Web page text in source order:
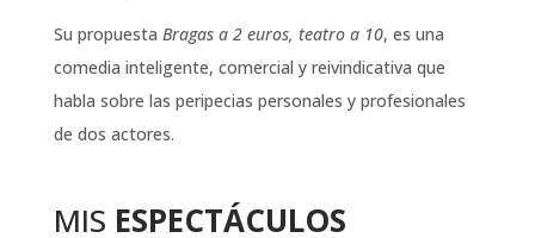
Su propuesta Bragas a 2 euros, teatro a 10, es una
comedia inteligente, comercial y reivindicativa que
habla sobre las peripecias personales y profesionales
de dos actores.
MIS ESPECTÁCULOS